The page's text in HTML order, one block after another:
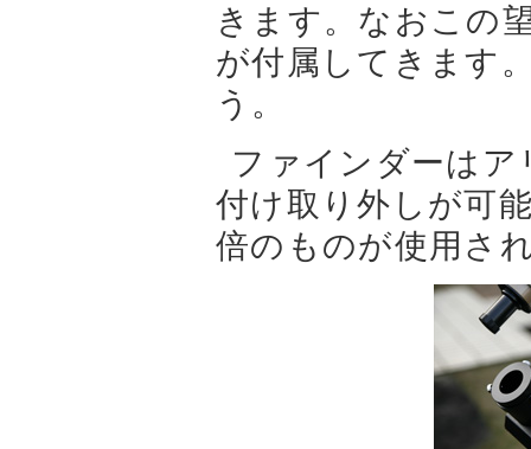
きます。なおこの
が付属してきます
う。
ファインダーは
付け取り外しが可
倍のものが使用さ